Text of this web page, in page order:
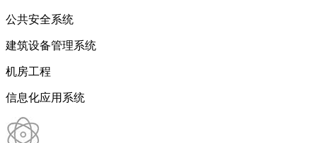
公共安全系统
建筑设备管理系统
机房工程
信息化应用系统